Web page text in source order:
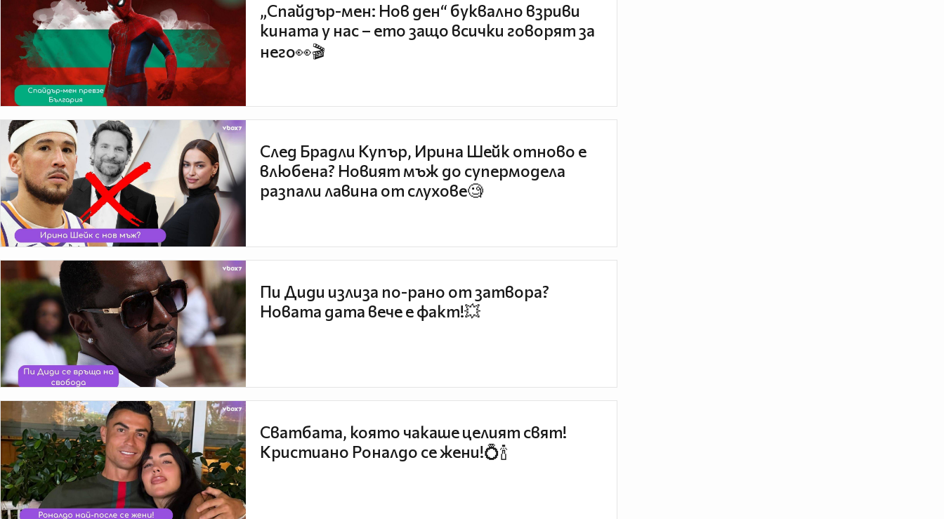
„Спайдър-мен: Нов ден“ буквално взриви
кината у нас – ето защо всички говорят за
него👀🎬
След Брадли Купър, Ирина Шейк отново е
влюбена? Новият мъж до супермодела
разпали лавина от слухове🧐
Пи Диди излиза по-рано от затвора?
Новата дата вече е факт!💥
Сватбата, която чакаше целият свят!
Кристиано Роналдо се жени!💍🍾